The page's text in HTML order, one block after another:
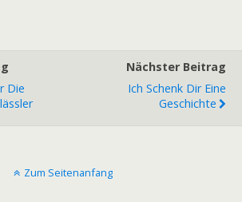
Die
Nächster Beitrag
Ich Schenk Dir Eine
Geschichte
Zum Seitenanfang